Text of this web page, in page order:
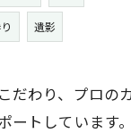
遺影
だわり、プロの
ートしていま